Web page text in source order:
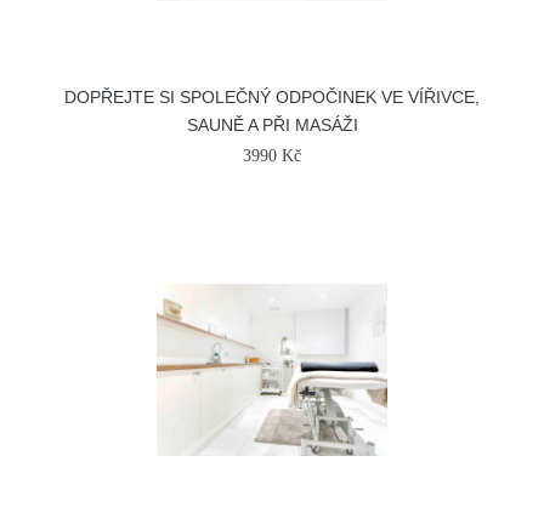
DOPŘEJTE SI SPOLEČNÝ ODPOČINEK VE VÍŘIVCE,
SAUNĚ A PŘI MASÁŽI
3990 Kč